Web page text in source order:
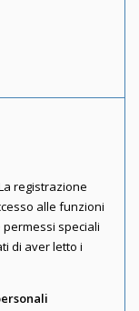
registrazione
alle funzioni
permessi speciali
di aver letto i